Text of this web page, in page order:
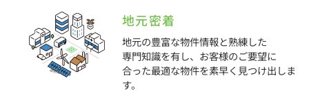
地元密着
地元の豊富な物件情報と熟練した
専門知識を有し、お客様のご要望に
合った最適な物件を素早く見つけ出しま
す。